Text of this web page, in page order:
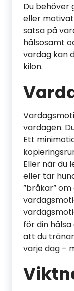
Du behöver
eller
satsa på
hälsosamt
vardag kan
kilon.
vardagen.
Ett
Eller när du
eller tar
”bråkar”
för din
att du
varje dag –